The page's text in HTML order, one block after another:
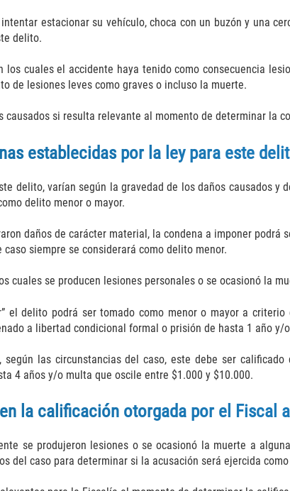
estacionar su vehículo, choca con un buzón y una
delito.
los cuales el accidente haya tenido como consecuencia
de lesiones leves como graves o incluso la muerte.
causados si resulta relevante al momento de determinar la
establecidas por la ley para este
delito, varían según la gravedad de los daños causados
delito menor o mayor.
daños de carácter material, la condena a imponer
siempre se considerará como delito menor.
cuales se producen lesiones personales o se ocasionó la
el delito podrá ser tomado como menor o mayor a
a libertad condicional formal o prisión de hasta 1 año y/
las circunstancias del caso, este debe ser
4 años y/o multa que oscile entre $1.000 y $10.000.
la calificación otorgada por el Fiscal
se produjeron lesiones o se ocasionó la muerte a
del caso para determinar si la acusación será ejercida